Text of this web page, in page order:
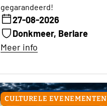
gegarandeerd!
27-08-2026
Donkmeer, Berlare
Meer info
CULTURELE EVENEMENTEN